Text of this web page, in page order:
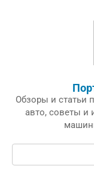
Обзоры и статьи
авто, советы и
Поиск: